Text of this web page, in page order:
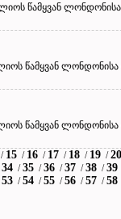
წამყვან
წამყვან ლონდონისა
წამყვან ლონდონისა
/ 15 / 16 / 17 / 18 / 19 / 20
34 / 35 / 36 / 37 / 38 / 39
53 / 54 / 55 / 56 / 57 / 58